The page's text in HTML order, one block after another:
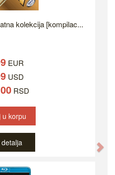
kolekcija [kompilac...
EUR
USD
RSD
u korpu